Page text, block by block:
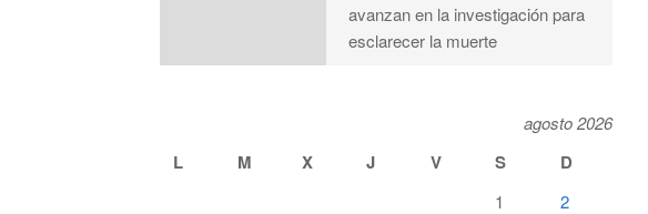
avanzan en la investigación para
esclarecer la muerte
agosto 2026
L M X J V S D
1
2